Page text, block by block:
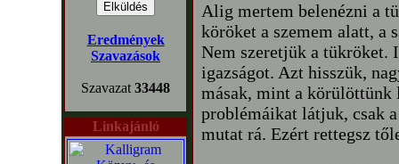
Eredmények
Szavazások
Szavazat 33448
Linkajánló
Alig mertem belenézni a
köröket a szemem alatt, a
Nem szeretjük a tükröket.
igazságot. Azt hisszük,
másak, mint a
problémáikat látjuk, csak
mutat rá. Ezért rettegsz